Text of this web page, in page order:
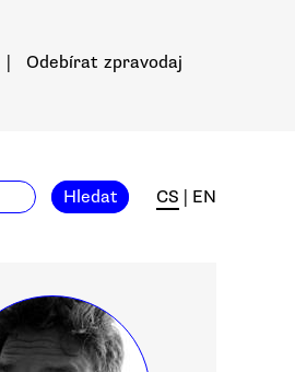
Odebírat zpravodaj
Hledat CS EN